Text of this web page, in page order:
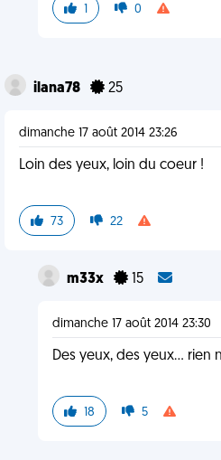
1 0
ilana78 25
dimanche 17 août 2014 23:26
Loin des yeux, loin du coeur !
73 22
m33x 15
dimanche 17 août 2014 23:30
Des yeux, des yeux... rien
18 5